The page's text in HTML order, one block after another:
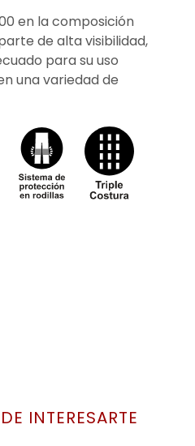
en la composición
de alta visibilidad,
para su uso
una variedad de
INTERESARTE